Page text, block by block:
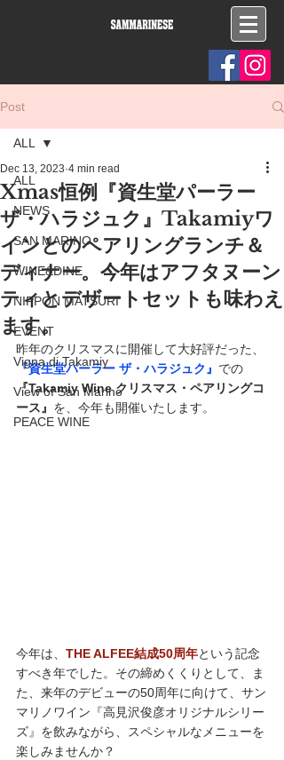
Post
ALL
NEWS
SAN MARINO
WINE&DINE
NIPPON MATSURI
EVENT
Vigna di Takamiy
View of San Marino
PEACE WINE
ALL
Xmas恒例『資生堂パーラー
ザ・ハラジュク』Takamiyワ
インとのペアリングランチ＆
ディナー。今年はアフタヌーン
ティとデザートセットも味わえ
ます。
Dec 13, 2023 4 min read
昨年のクリスマスに開催して大好評だった、
『資生堂パーラー ザ・ハラジュク』 での
『Takamiy Wine クリスマス・ペアリングコ
ース』 を、今年も開催いたします。
今年は、 THE ALFEE結成50周年という記念
すべき年でした。その締めくくりとして、ま
た、来年のデビューの50周年に向けて、サン
マリノワイン『高見沢俊彦オリジナルシリー
ズ』を飲みながら、スペシャルなメニューを
楽しみませんか？